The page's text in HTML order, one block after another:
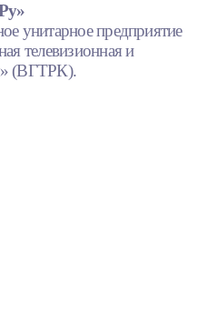
унитарное предприятие
телевизионная и
(ВГТРК).